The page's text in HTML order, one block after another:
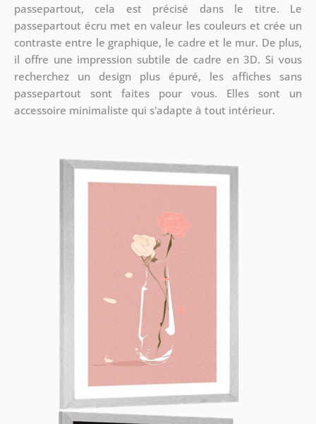
passepartout, cela est précisé dans le titre. Le
passepartout écru met en valeur les couleurs et crée un
contraste entre le graphique, le cadre et le mur. De plus,
il offre une impression subtile de cadre en 3D. Si vous
recherchez un design plus épuré, les affiches sans
passepartout sont faites pour vous. Elles sont un
accessoire minimaliste qui s'adapte à tout intérieur.